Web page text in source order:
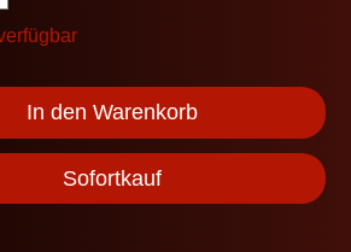
In den Warenkorb
Sofortkauf